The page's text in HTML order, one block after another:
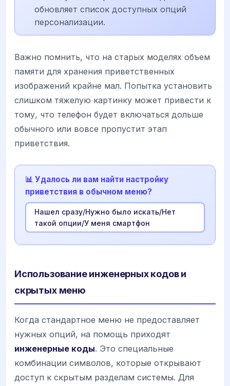
обновляет список доступных опций
персонализации.
Важно помнить, что на старых моделях объем
памяти для хранения приветственных
изображений крайне мал. Попытка установить
слишком тяжелую картинку может привести к
тому, что телефон будет включаться дольше
обычного или вовсе пропустит этап
приветствия.
📊 Удалось ли вам найти настройку
приветствия в обычном меню?
Нашел сразу/Нужно было искать/Нет
такой опции/У меня смартфон
Использование инженерных кодов и
скрытых меню
Когда стандартное меню не предоставляет
нужных опций, на помощь приходят
инженерные коды. Это специальные
комбинации символов, которые открывают
доступ к скрытым разделам системы. Для